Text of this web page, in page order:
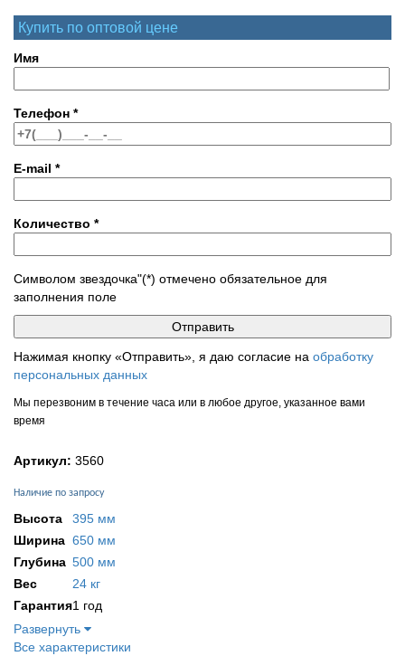
Купить по оптовой цене
Имя
Телефон *
E-mail *
Количество *
Символом звездочка"(*) отмечено обязательное для
заполнения поле
Нажимая кнопку «Отправить», я даю согласие на обработку
персональных данных
Мы перезвоним в течение часа или в любое другое, указанное вами
время
Артикул: 3560
Наличие по запросу
Высота
395 мм
Ширина 650 мм
Глубина 500 мм
Вес
24 кг
Гарантия1 год
Развернуть
Все характеристики